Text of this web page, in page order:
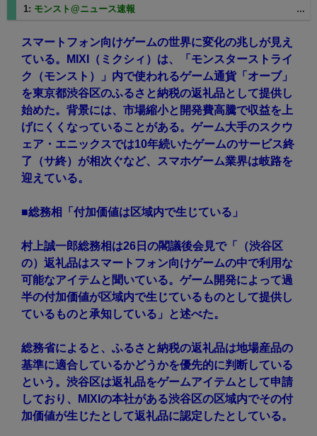
1: モンスト@ニュース速報
スマートフォン向けゲームの世界に変化の兆しが見え
ている。MIXI（ミクシィ）は、「モンスターストライ
ク（モンスト）」内で使われるゲーム通貨「オーブ」
を東京都渋谷区のふるさと納税の返礼品として提供し
始めた。背景には、市場縮小と開発費高騰で収益を上
げにくくなっていることがある。ゲーム大手のスクウ
ェア・エニックスでは10年続いたゲームのサービス終
了（サ終）が相次ぐなど、スマホゲーム業界は岐路を
迎えている。
■総務相「付加価値は区域内で生じている」
村上誠一郎総務相は26日の閣議後会見で「（渋谷区
の）返礼品はスマートフォン向けゲームの中で利用な
可能なアイテムと聞いている。ゲーム開発によって過
半の付加価値が区域内で生じているものとして提供し
ているものと承知している」と述べた。
総務省によると、ふるさと納税の返礼品は地場産品の
基準に適合しているかどうかを優先的に判断している
という。渋谷区は返礼品をゲームアイテムとして申請
しており、MIXIの本社がある渋谷区の区域内でその付
加価値が生じたとして返礼品に認定したとしている。